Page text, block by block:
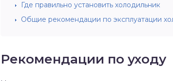
Где правильно установить холодильник
Общие рекомендации по эксплуатации
Рекомендации по уходу